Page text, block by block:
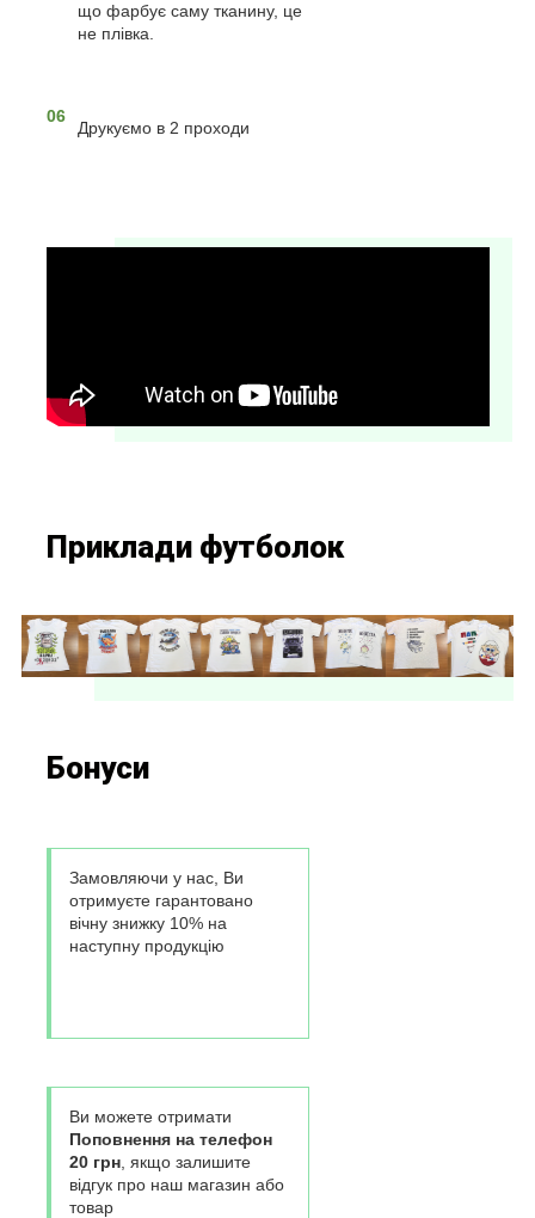
що фарбує саму тканину, це
не плівка.
06
Друкуємо в 2 проходи
Приклади футболок
Бонуси
Замовляючи у нас, Ви
отримуєте гарантовано
вічну знижку 10% на
наступну продукцію
Ви можете отримати
Поповнення на телефон
20 грн, якщо залишите
відгук про наш магазин або
товар